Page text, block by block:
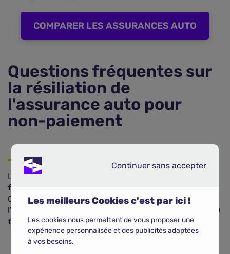
COMPARER LES ASSURANCES AUTO
Questions fréquentes sur
la résiliation de
l'assurance auto pour
non-paiement
Le défaut d'assurance est sanctionné par une
forfaitaire de 500 €minorée à 400 € et majorée à 1
000 € selon le délai de paiement. En cas de récidive,
l'amende pour défaut d'assurance peut atteindre 3 750
€.
Continuer sans accepter
Les meilleurs Cookies c'est par ici !
Les cookies nous permettent de vous proposer une
expérience personnalisée et des publicités adaptées
à vos besoins.
Continuer sans accepter